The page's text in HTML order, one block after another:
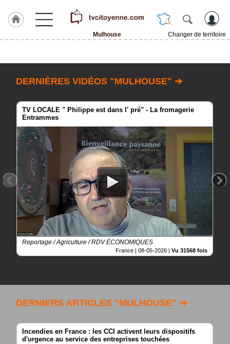
Mulhouse
Changer de territoire
Gazette
Blogs
prémium
propos
DERNIÈRES VIDÉOS "MULHOUSE" ➔
TV LOCALE " Philippe est dans l' pré" - La fromagerie
Entrammes
Reportage / Agriculture / RDV ÉCONOMIQUES
France | 08-05-2026 Vu 31568 fois
DERNIERS ARTICLES "MULHOUSE" ➔
Incendies en France : les CCI activent leurs dispositifs
d'urgence au service des entreprises touchées